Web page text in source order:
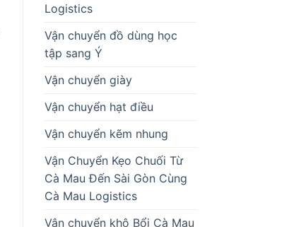
Logistics
Vận chuyển đồ dùng học
tập sang Ý
Vận chuyển giày
Vận chuyển hạt điều
Vận chuyển kẽm nhung
Vận Chuyển Kẹo Chuối Từ
Cà Mau Đến Sài Gòn Cùng
Cà Mau Logistics
Vận chuyển khô Bổi Cà Mau